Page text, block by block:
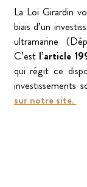
La Loi Girardin
biais d’un
ultramarine
C’est l’article
qui régit ce
investissements
sur notre site.